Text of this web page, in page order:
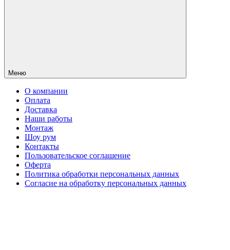
Меню
О компании
Оплата
Доставка
Наши работы
Монтаж
Шоу рум
Контакты
Пользовательское соглашение
Оферта
Политика обработки персональных данных
Согласие на обработку персональных данных